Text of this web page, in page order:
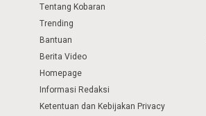
Tentang Kobaran
Trending
Bantuan
Berita Video
Homepage
Informasi Redaksi
Ketentuan dan Kebijakan Privacy